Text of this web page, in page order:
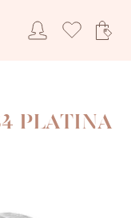
PLATINA